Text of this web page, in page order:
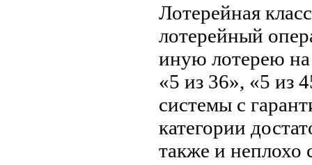
Лотерейная
лотерейный
иную лотерею на
«5 из 36», «5 из
системы с
категории
также и